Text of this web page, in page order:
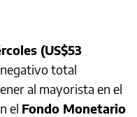
(US$53
total
al mayorista en el
el Fondo Monetario